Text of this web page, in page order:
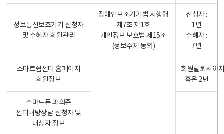
정보통신보조기기 신청자
및 수혜자 회원관리
장애인보조기기법 시행령
제7조 제1호
개인정보 보호법 제15조
(정보주체 동의)
신청자 :
1년
수혜자 :
7년
스마트쉼센터 홈페이지
회원정보
회원탈퇴시까
혹은 2년
스마트폰 과의존
센터내방상담 신청자 및
대상자 정보